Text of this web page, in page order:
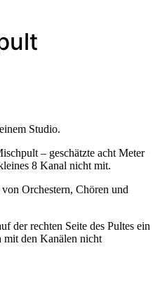
Studio.
– geschätzte acht Meter
8 Kanal nicht mit.
Orchestern, Chören und
der rechten Seite des Pultes ein
mit den Kanälen nicht